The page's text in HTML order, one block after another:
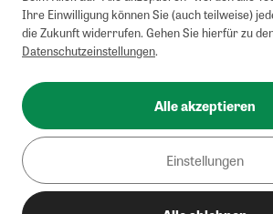
Ihre Einwilligung können Sie (auch teilweise)
die Zukunft widerrufen. Gehen Sie hierfür zu
Datenschutzeinstellungen.
Alle akzeptieren
Einstellungen
AGB
Widerrufsbelehrung
Barrierefreiheit